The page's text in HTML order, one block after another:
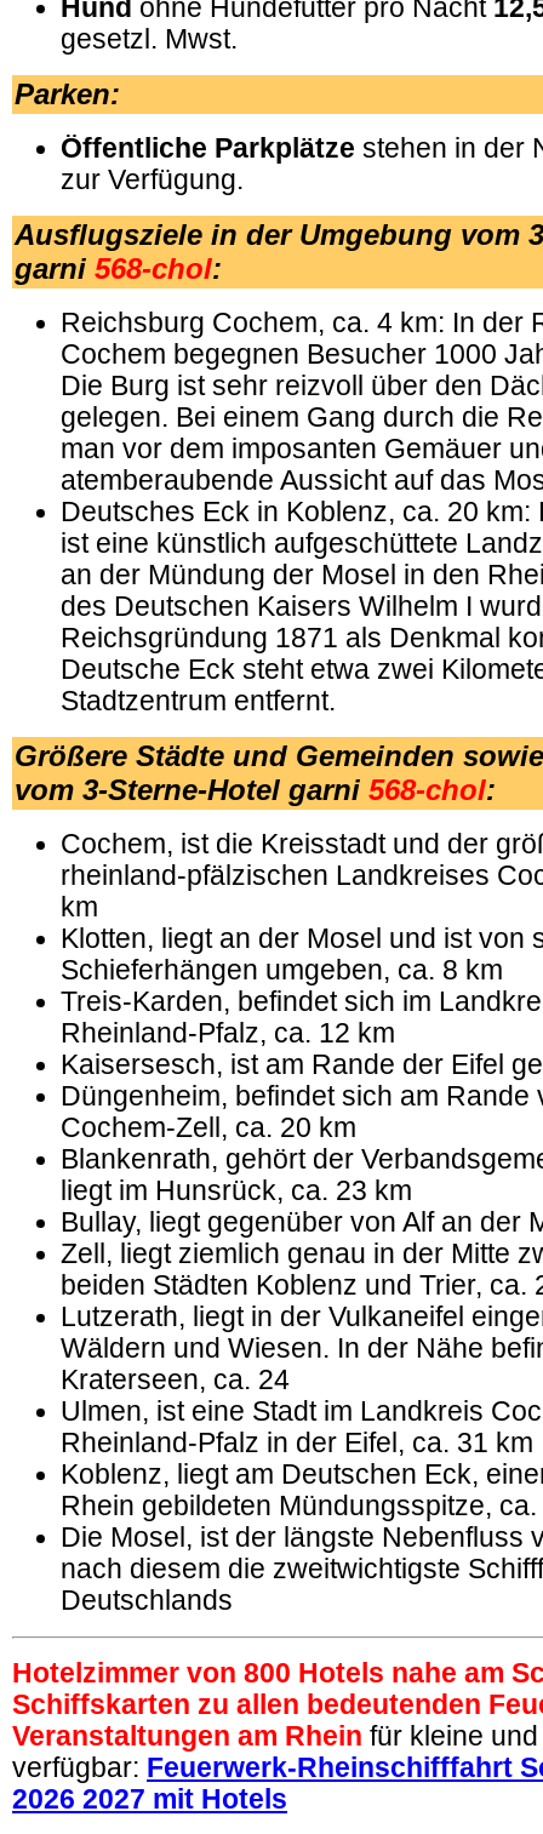
Hund ohne Hundefutter pro Nacht
gesetzl. Mwst.
Parken:
Öffentliche Parkplätze stehen in der
zur Verfügung.
Ausflugsziele in der Umgebung vom
garni 568-chol:
Reichsburg Cochem, ca. 4 km: In der
Cochem begegnen Besucher 1000
Die Burg ist sehr reizvoll über den
gelegen. Bei einem Gang durch die
man vor dem imposanten Gemäuer
atemberaubende Aussicht auf das
Deutsches Eck in Koblenz, ca. 20
ist eine künstlich aufgeschüttete
an der Mündung der Mosel in den
des Deutschen Kaisers Wilhelm I
Reichsgründung 1871 als Denkmal
Deutsche Eck steht etwa zwei
Stadtzentrum entfernt.
Größere Städte und Gemeinden
vom 3-Sterne-Hotel garni 568-chol:
Cochem, ist die Kreisstadt und der
rheinland-pfälzischen Landkreises
km
Klotten, liegt an der Mosel und ist von
Schieferhängen umgeben, ca. 8 km
Treis-Karden, befindet sich im
Rheinland-Pfalz, ca. 12 km
Kaisersesch, ist am Rande der Eifel
Düngenheim, befindet sich am Rande
Cochem-Zell, ca. 20 km
Blankenrath, gehört der
liegt im Hunsrück, ca. 23 km
Bullay, liegt gegenüber von Alf an der
Zell, liegt ziemlich genau in der Mitte
beiden Städten Koblenz und Trier, ca.
Lutzerath, liegt in der Vulkaneifel
Wäldern und Wiesen. In der Nähe
Kraterseen, ca. 24
Ulmen, ist eine Stadt im Landkreis
Rheinland-Pfalz in der Eifel, ca. 31 km
Koblenz, liegt am Deutschen Eck,
Rhein gebildeten Mündungsspitze,
Die Mosel, ist der längste Nebenfluss
nach diesem die zweitwichtigste
Deutschlands
Hotelzimmer von 800 Hotels nahe am
Schiffskarten zu allen bedeutenden
Veranstaltungen am Rhein für kleine
verfügbar: Feuerwerk-Rheinschifffahrt
2026 2027 mit Hotels